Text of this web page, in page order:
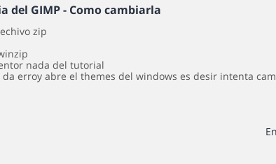
del GIMP - Como cambiarla
zip
nada del tutorial
da erroy abre el themes del windows es desir intenta